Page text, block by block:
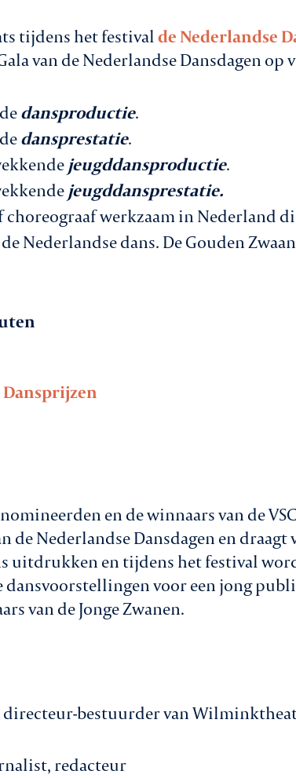
tijdens het festivalde Nederlandse
van de Nederlandse Dansdagen op
dansproductie.
dansprestatie.
jeugddansproductie.
jeugddansprestatie.
choreograaf werkzaam in Nederland
Nederlandse dans. De Gouden
en de winnaars van de
de Nederlandse Dansdagen en
uitdrukken en tijdens het festival
voor een jong
van de Jonge Zwanen.
bestuurder van
redacteur